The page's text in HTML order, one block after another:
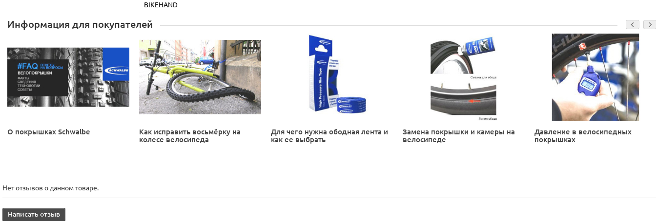
BIKEHAND
Информация для покупателей
О покрышках Schwalbe
Как исправить восьмёрку на
колесе велосипеда
Для чего нужна ободная лента и
как ее выбрать
Замена покрышки и камеры на
велосипеде
Давление в велосипедных
покрышках
Нет отзывов о данном товаре.
Написать отзыв